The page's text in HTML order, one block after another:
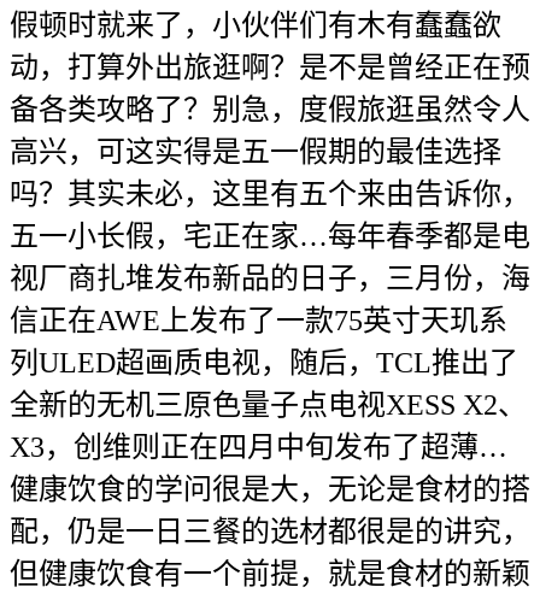
假顿时就来了，小伙伴们有木有蠢蠢欲
动，打算外出旅逛啊？是不是曾经正在预
备各类攻略了？别急，度假旅逛虽然令人
高兴，可这实得是五一假期的最佳选择
吗？其实未必，这里有五个来由告诉你，
五一小长假，宅正在家…每年春季都是电
视厂商扎堆发布新品的日子，三月份，海
信正在AWE上发布了一款75英寸天玑系
列ULED超画质电视，随后，TCL推出了
全新的无机三原色量子点电视XESS X2、
X3，创维则正在四月中旬发布了超薄…
健康饮食的学问很是大，无论是食材的搭
配，仍是一日三餐的选材都很是的讲究，
但健康饮食有一个前提，就是食材的新颖